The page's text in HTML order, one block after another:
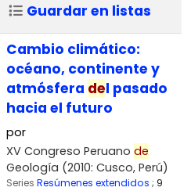
Guardar en listas
Cambio climático:
océano, continente y
atmósfera del pasado
hacia el futuro
por
XV Congreso Peruano de
Geología (2010: Cusco, Perú)
Series Resúmenes extendidos ; 9